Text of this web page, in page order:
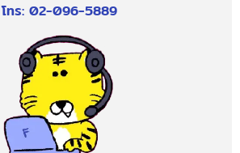
โทร: 02-096-5889